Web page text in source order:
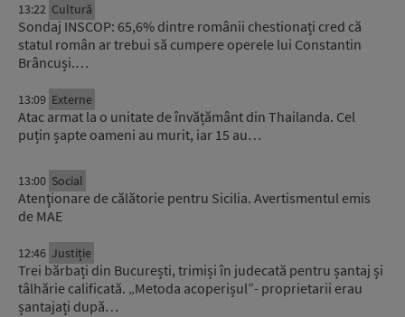
13:22 Cultură
Sondaj INSCOP: 65,6% dintre românii chestionați cred că
statul român ar trebui să cumpere operele lui Constantin
Brâncuși.…
13:09 Externe
Atac armat la o unitate de învățământ din Thailanda. Cel
puțin șapte oameni au murit, iar 15 au…
13:00 Social
Atenţionare de călătorie pentru Sicilia. Avertismentul emis
de MAE
12:46 Justiție
Trei bărbați din București, trimiși în judecată pentru șantaj și
tâlhărie calificată. „Metoda acoperișul”- proprietarii erau
șantajați după…